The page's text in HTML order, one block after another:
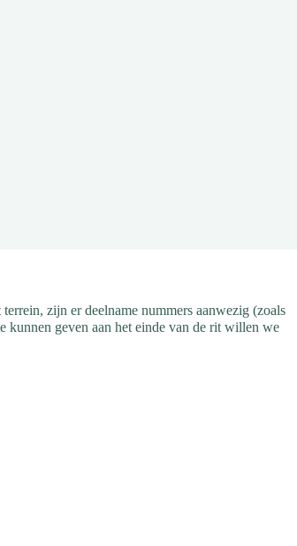
zijn er deelname nummers aanwezig (zoals
kunnen geven aan het einde van de rit willen we